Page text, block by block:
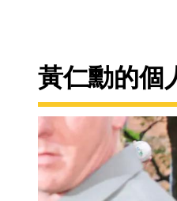
黃仁勳的個